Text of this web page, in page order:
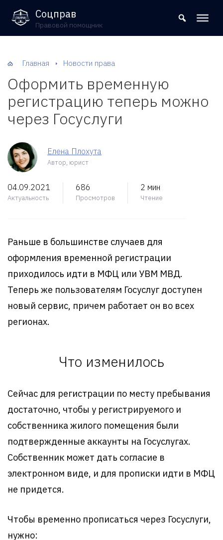
8 (800) 302-09-37
Соцправ
Правовой помощник
Главная Новости права
Оформить временную
регистрацию теперь можно
через Госуслуги
Елена Плохута
Автор, юрист
04.09.2021
Актуальность
686
Просмотров
2 мин
Чтение
Раньше в большинстве случаев для
оформления временной регистрации
приходилось идти в МФЦ или УВМ МВД.
Теперь же пользователям Госуслуг доступен
новый сервис, причем работает он во всех
регионах.
Что изменилось
Сейчас для регистрации по месту пребывания
достаточно, чтобы у регистрируемого и
собственника жилого помещения были
подтвержденные аккаунты на Госуслугах.
Собственник может дать согласие в
электронном виде, и для прописки идти в МФЦ
не придется.
Чтобы временно прописаться через Госуслуги,
нужно: